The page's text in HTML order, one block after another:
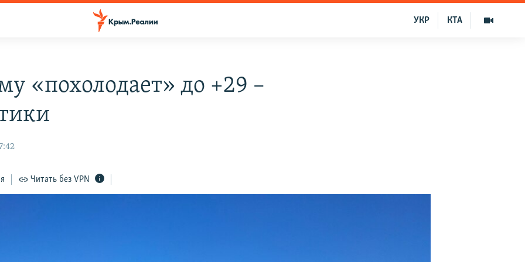
КТА
УКР
«похолодает» до +29 –
Читать без VPN